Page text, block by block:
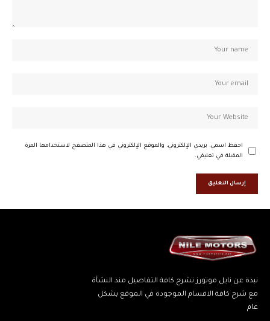
احفظ اسمي، بريدي الإلكتروني، والموقع الإلكتروني في هذا المتصفح لاستخدامها المرة
المقبلة في تعليقي.
نبذة عن نايل موتورز تشرح كافة التفاصيل منذ النشأة
مع شرح كافة الاقسام الموجودة في الموقع بشكل
عام